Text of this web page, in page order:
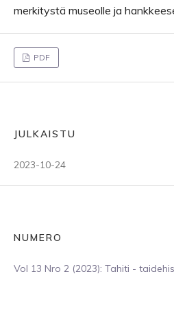
merkitystä museolle ja
PDF
JULKAISTU
2023-10-24
NUMERO
Vol 13 Nro 2 (2023): Tahiti -